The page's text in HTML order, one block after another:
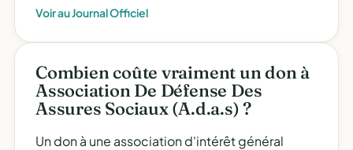
Voir au Journal Officiel
Combien coûte vraiment un don à
Association De Défense Des
Assures Sociaux (A.d.a.s) ?
Un don à une association d'intérêt général